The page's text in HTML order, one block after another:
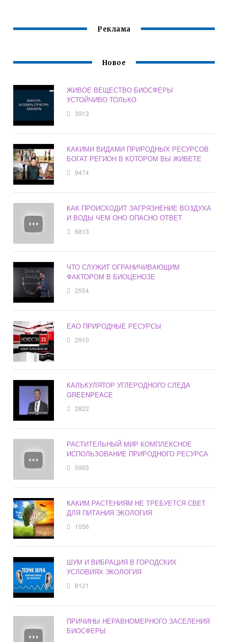
Реклама
Новое
ЖИВОЕ ВЕЩЕСТВО БИОСФЕРЫ
УСТОЙЧИВО ТОЛЬКО
3913
КАКИМИ ВИДАМИ ПРИРОДНЫХ РЕСУРСОВ
БОГАТ РЕГИОН В КОТОРОМ ВЫ ЖИВЕТЕ
9474
КАК ПРОИСХОДИТ ЗАГРЯЗНЕНИЕ ВОЗДУХА
И ВОДЫ ЧЕМ ОНО ОПАСНО ОТВЕТ
6813
ЧТО СЛУЖИТ ОГРАНИЧИВАЮЩИМ
ФАКТОРОМ В БИОЦЕНОЗЕ
2554
ЕАО ПРИРОДНЫЕ РЕСУРСЫ
2910
КАЛЬКУЛЯТОР УГЛЕРОДНОГО СЛЕДА
GREENPEACE
2822
РАСТИТЕЛЬНЫЙ МИР КОМПЛЕКСНОЕ
ИСПОЛЬЗОВАНИЕ ПРИРОДНОГО РЕСУРСА
5993
КАКИМ РАСТЕНИЯМ НЕ ТРЕБУЕТСЯ СВЕТ
ДЛЯ ПИТАНИЯ ЭКОЛОГИЯ
1056
ШУМ И ВИБРАЦИЯ В ГОРОДСКИХ
УСЛОВИЯХ ЭКОЛОГИЯ
8121
ПРИЧИНЫ НЕРАВНОМЕРНОГО ЗАСЕЛЕНИЯ
БИОСФЕРЫ